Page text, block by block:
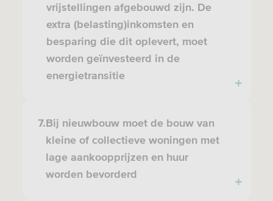
vrijstellingen afgebouwd zijn. De
extra (belasting)inkomsten en
besparing die dit oplevert, moet
worden geïnvesteerd in de
energietransitie
7.Bij nieuwbouw moet de bouw van
kleine of collectieve woningen met
lage aankoopprijzen en huur
worden bevorderd